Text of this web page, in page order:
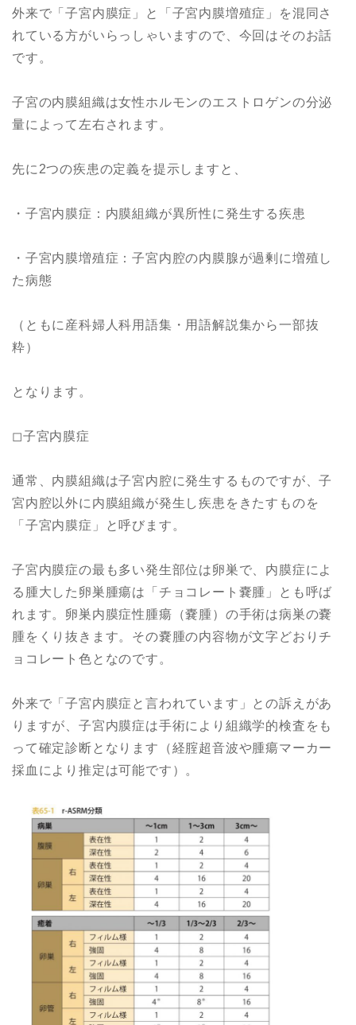
外来で「子宮内膜症」と「子宮内膜増殖症」を混同さ
れている方がいらっしゃいますので、今回はそのお話
です。
子宮の内膜組織は女性ホルモンのエストロゲンの分泌
量によって左右されます。
先に2つの疾患の定義を提示しますと、
・子宮内膜症：内膜組織が異所性に発生する疾患
・子宮内膜増殖症：子宮内腔の内膜腺が過剰に増殖し
た病態
（ともに産科婦人科用語集・用語解説集から一部抜
粋）
となります。
◻︎子宮内膜症
通常、内膜組織は子宮内腔に発生するものですが、子
宮内腔以外に内膜組織が発生し疾患をきたすものを
「子宮内膜症」と呼びます。
子宮内膜症の最も多い発生部位は卵巣で、内膜症によ
る腫大した卵巣腫瘍は「チョコレート嚢腫」とも呼ば
れます。卵巣内膜症性腫瘍（嚢腫）の手術は病巣の嚢
腫をくり抜きます。その嚢腫の内容物が文字どおりチ
ョコレート色となのです。
外来で「子宮内膜症と言われています」との訴えがあ
りますが、子宮内膜症は手術により組織学的検査をも
って確定診断となります（経腟超音波や腫瘍マーカー
採血により推定は可能です）。